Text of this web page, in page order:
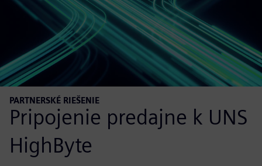
PARTNERSKÉ RIEŠENIE
Pripojenie predajne k UNS
HighByte